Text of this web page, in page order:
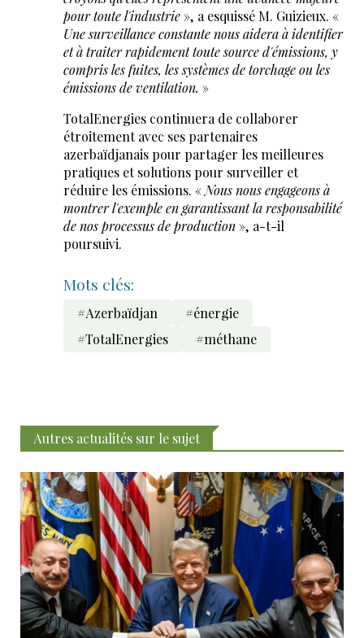
pour toute l'industrie», a esquissé M. Guizieux. «
Une surveillance constante nous aidera à identifier
et à traiter rapidement toute source d'émissions, y
compris les fuites, les systèmes de torchage ou les
émissions de ventilation. »
TotalEnergies continuera de collaborer
étroitement avec ses partenaires
azerbaïdjanais pour partager les meilleures
pratiques et solutions pour surveiller et
réduire les émissions. «Nous nous engageons à
montrer l'exemple en garantissant la responsabilité
de nos processus de production», a-t-il
poursuivi.
Mots clés:
#Azerbaïdjan
#énergie
#TotalEnergies
#méthane
Autres actualités sur le sujet